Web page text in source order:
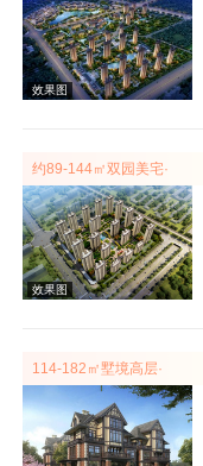
效果图
效果图
约89-144㎡双园美宅·
114-182㎡墅境高层·